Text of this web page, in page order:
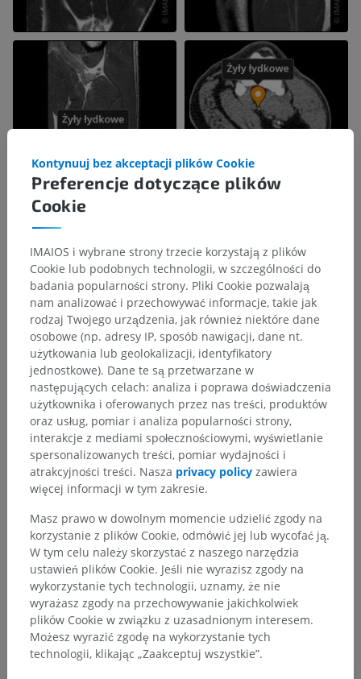
Hierarchia anatomiczna
Anatomia weterynaryjna
Angiologia Żyły
Carnivora> Żyła udowa > Żyła podkolanowa>
Żyły łydkowe
Powiązane struktury:Nie istnieją struktury powiązane
z tą częścią ciała
Porównawcza anatomia człowieka
Preferencje dotyczące plików
Cookie
Kontynuuj bez akceptacji plików Cookie
IMAIOS i wybrane strony trzecie korzystają z plików
Cookie lub podobnych technologii, w szczególności do
badania popularności strony. Pliki Cookie pozwalają
nam analizować i przechowywać informacje, takie jak
rodzaj Twojego urządzenia, jak również niektóre dane
osobowe (np. adresy IP, sposób nawigacji, dane nt.
użytkowania lub geolokalizacji, identyfikatory
jednostkowe). Dane te są przetwarzane w
następujących celach: analiza i poprawa doświadczenia
użytkownika i oferowanych przez nas treści, produktów
oraz usług, pomiar i analiza popularności strony,
interakcje z mediami społecznościowymi, wyświetlanie
spersonalizowanych treści, pomiar wydajności i
atrakcyjności treści. Nasza privacy policy zawiera
więcej informacji w tym zakresie.
Masz prawo w dowolnym momencie udzielić zgody na
korzystanie z plików Cookie, odmówić jej lub wycofać ją.
W tym celu należy skorzystać z naszego narzędzia
ustawień plików Cookie. Jeśli nie wyrazisz zgody na
wykorzystanie tych technologii, uznamy, że nie
wyrażasz zgody na przechowywanie jakichkolwiek
plików Cookie w związku z uzasadnionym interesem.
Możesz wyrazić zgodę na wykorzystanie tych
technologii, klikając „Zaakceptuj wszystkie”.